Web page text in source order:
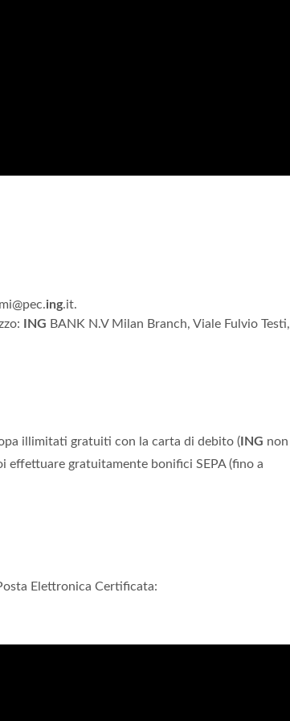
ing.it.
ING BANK N.V Milan Branch, Viale Fulvio Testi,
illimitati gratuiti con la carta di debito ( ING non
effettuare gratuitamente bonifici SEPA (fino a